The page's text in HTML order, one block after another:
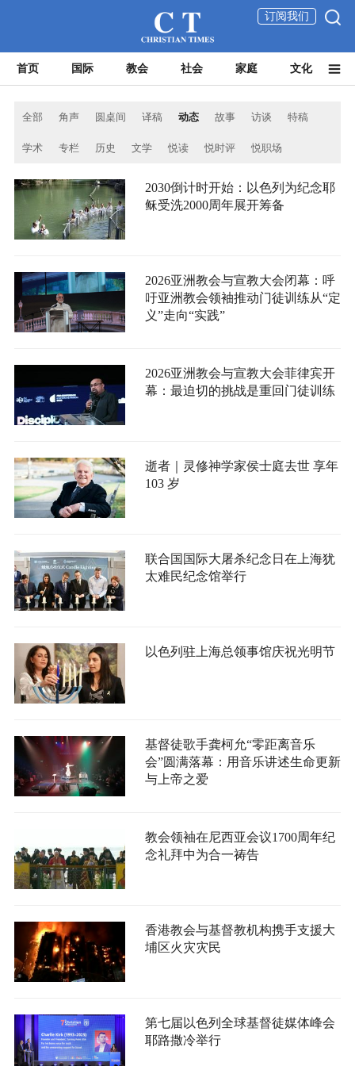
订阅我们
首页 国际 教会 社会 家庭 文化
全部 角声 圆桌间 译稿 动态 故事 访谈 特稿
学术 专栏 历史 文学 悦读 悦时评 悦职场
2030倒计时开始：以色列为纪念耶
稣受洗2000周年展开筹备
2026亚洲教会与宣教大会闭幕：呼
吁亚洲教会领袖推动门徒训练从“定
义”走向“实践”
2026亚洲教会与宣教大会菲律宾开
幕：最迫切的挑战是重回门徒训练
逝者｜灵修神学家侯士庭去世 享年
103 岁
联合国国际大屠杀纪念日在上海犹
太难民纪念馆举行
以色列驻上海总领事馆庆祝光明节
基督徒歌手龚柯允“零距离音乐
会”圆满落幕：用音乐讲述生命更新
与上帝之爱
教会领袖在尼西亚会议1700周年纪
念礼拜中为合一祷告
香港教会与基督教机构携手支援大
埔区火灾灾民
第七届以色列全球基督徒媒体峰会
耶路撒冷举行